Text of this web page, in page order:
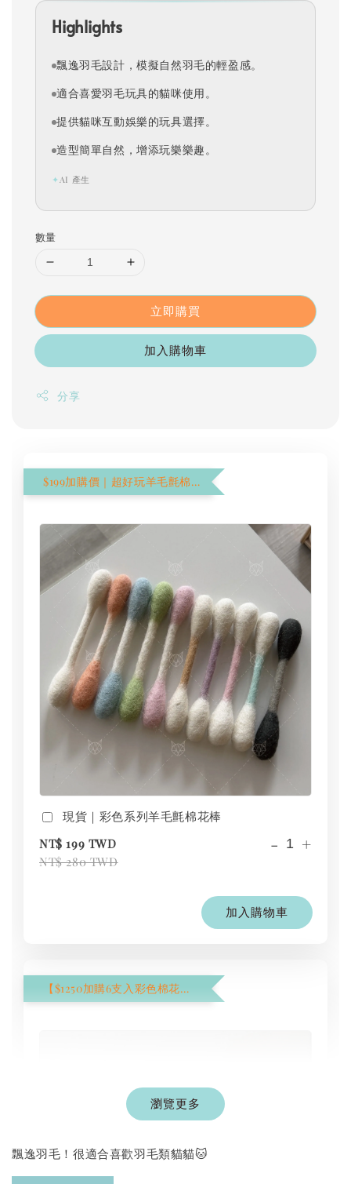
Highlights
飄逸羽毛設計，模擬自然羽毛的輕盈感。
適合喜愛羽毛玩具的貓咪使用。
提供貓咪互動娛樂的玩具選擇。
造型簡單自然，增添玩樂樂趣。
✦ AI 產生
數量
立即購買
加入購物車
分享
$199加購價｜超好玩羊毛氈棉花棒
現貨｜彩色系列羊毛氈棉花棒
NT$ 199 TWD
NT$ 280 TWD
- +
加入購物車
【$1250加購6支入彩色棉花棒】
瀏覽更多
飄逸羽毛！很適合喜歡羽毛類貓貓🐱